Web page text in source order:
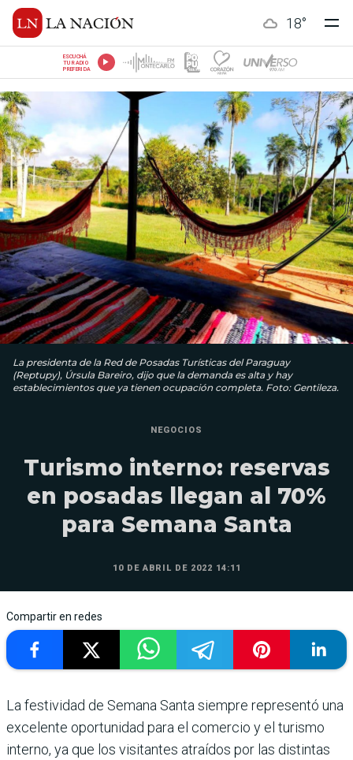
18°
ESCUCHÁ
TU RADIO
PREFERIDA
La presidenta de la Red de Posadas Turísticas del Paraguay
(Reptupy), Úrsula Bareiro, dijo que la demanda es alta y hay
establecimientos que ya tienen ocupación completa. Foto: Gentileza.
NEGOCIOS
Turismo interno: reservas
en posadas llegan al 70%
para Semana Santa
10 DE ABRIL DE 2022 14:11
Compartir en redes
La festividad de Semana Santa siempre representó una
excelente oportunidad para el comercio y el turismo
interno, ya que los visitantes atraídos por las distintas